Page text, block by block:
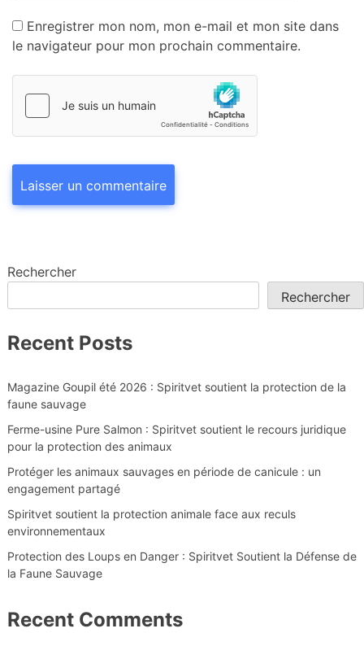
Enregistrer mon nom, mon e-mail et mon site dans
le navigateur pour mon prochain commentaire.
Rechercher
Rechercher
Recent Posts
Magazine Goupil été 2026 : Spiritvet soutient la protection de la
faune sauvage
Ferme-usine Pure Salmon : Spiritvet soutient le recours juridique
pour la protection des animaux
Protéger les animaux sauvages en période de canicule : un
engagement partagé
Spiritvet soutient la protection animale face aux reculs
environnementaux
Protection des Loups en Danger : Spiritvet Soutient la Défense de
la Faune Sauvage
Recent Comments